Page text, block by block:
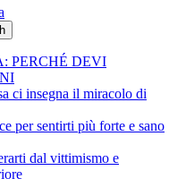
PERCHÉ DEVI
ci insegna il miracolo di
per sentirti più forte e sano
dal vittimismo e